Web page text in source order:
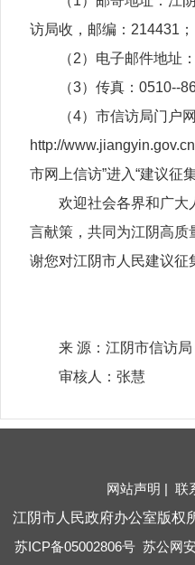
访局收，邮编：214431；
（2）电子邮件地址
（3）传真：0510--
（4）市信访局门户
http://
市网上信访”进入“建议征
欢迎社会各界和广大
言献策，共同为江阴高质
谢您对江阴市人民建议征
来 源：江阴市信访局
审核人：张慧
网站声明 | 联
江阴市人民政府办公室版权
苏ICP备05002806号 苏公网